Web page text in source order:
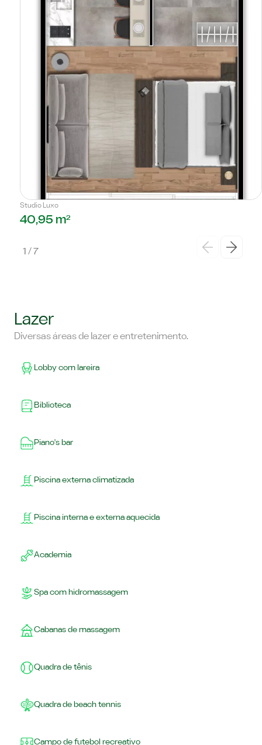
Studio Luxo
40,95 m²
1 / 7
Lazer
Diversas áreas de lazer e entretenimento.
Lobby com lareira
Biblioteca
Piano's bar
Piscina externa climatizada
Piscina interna e externa aquecida
Academia
Spa com hidromassagem
Cabanas de massagem
Quadra de tênis
Quadra de beach tennis
Campo de futebol recreativo